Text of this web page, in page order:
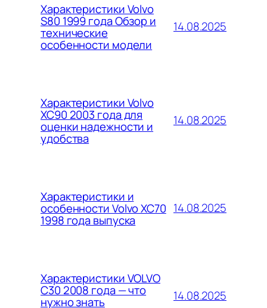
Характеристики Volvo
S80 1999 года Обзор и
технические
особенности модели
14.08.2025
Характеристики Volvo
XC90 2003 года для
оценки надежности и
удобства
14.08.2025
Характеристики и
особенности Volvo XC70
1998 года выпуска
14.08.2025
Характеристики VOLVO
C30 2008 года — что
нужно знать 14.08.2025